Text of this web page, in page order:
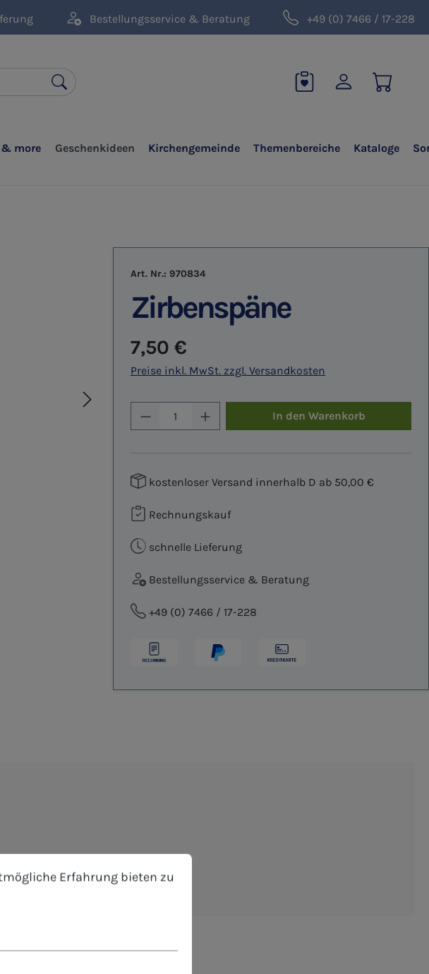
Bestellungsservice & Beratung +49 (0) 7466 / 17-228
more Geschenkideen Kirchengemeinde Themenbereiche Kataloge
Art. Nr.: 970834
Zirbenspäne
Regulärer Preis:
7,50 €
Preise inkl. MwSt. zzgl. Versandkosten
Produkt Anzahl: Gib den
In den Warenkorb
kostenloser Versand innerhalb D ab 50,00 €
Rechnungskauf
schnelle Lieferung
Bestellungsservice & Beratung
+49 (0) 7466 / 17-228
Erfahrung bieten zu können.
Erfahrung bieten zu